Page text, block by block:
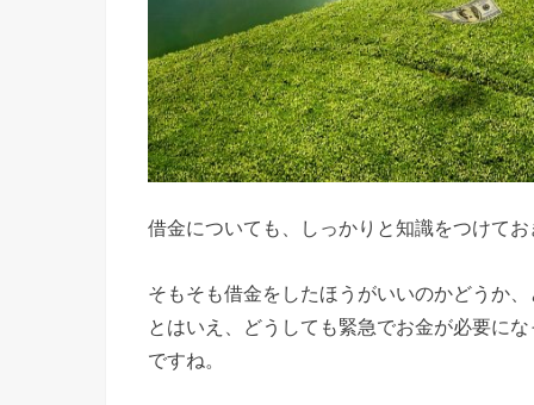
借金についても、しっかりと知識をつけて
そもそも借金をしたほうがいいのかどうか
とはいえ、どうしても緊急でお金が必要に
ですね。